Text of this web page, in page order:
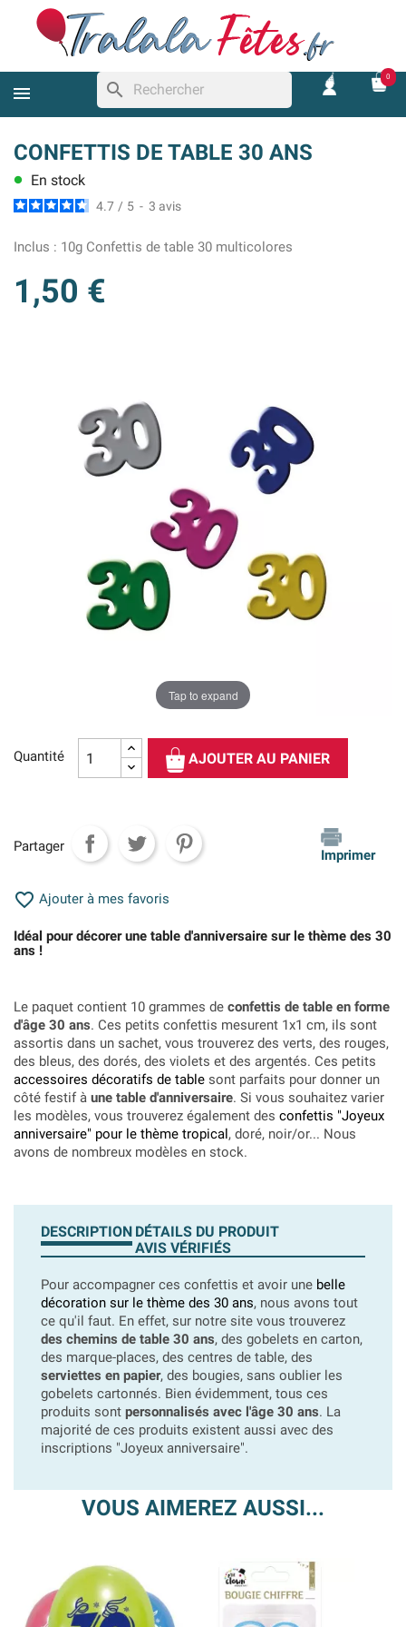
search
0
CONFETTIS DE TABLE 30 ANS
lens En stock
4.7 / 5 - 3 avis
Inclus : 10g Confettis de table 30 multicolores
1,50 €
Tap to expand
Quantité AJOUTER AU PANIER
Partager
Imprimer
 Ajouter à mes favoris
Idéal pour décorer une table d'anniversaire sur le thème des 30
ans !
Le paquet contient 10 grammes de confettis de table en forme
d'âge 30 ans. Ces petits confettis mesurent 1x1 cm, ils sont
assortis dans un sachet, vous trouverez des verts, des rouges,
des bleus, des dorés, des violets et des argentés. Ces petits
accessoires décoratifs de table sont parfaits pour donner un
côté festif à une table d'anniversaire. Si vous souhaitez varier
les modèles, vous trouverez également des confettis "Joyeux
anniversaire" pour le thème tropical, doré, noir/or... Nous
avons de nombreux modèles en stock.
DESCRIPTION DÉTAILS DU PRODUIT
AVIS VÉRIFIÉS
Pour accompagner ces confettis et avoir une belle
décoration sur le thème des 30 ans, nous avons tout
ce qu'il faut. En effet, sur notre site vous trouverez
des chemins de table 30 ans, des gobelets en carton,
des marque-places, des centres de table, des
serviettes en papier, des bougies, sans oublier les
gobelets cartonnés. Bien évidemment, tous ces
produits sont personnalisés avec l'âge 30 ans. La
majorité de ces produits existent aussi avec des
inscriptions "Joyeux anniversaire".
VOUS AIMEREZ AUSSI...